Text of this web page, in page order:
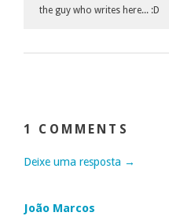
the guy who writes here... :D
1 COMMENTS
Deixe uma resposta →
João Marcos